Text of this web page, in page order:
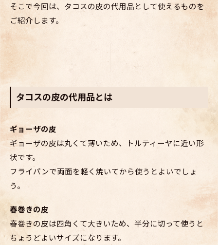
そこで今回は、タコスの皮の代用品として使えるものを
ご紹介します。
タコスの皮の代用品とは
ギョーザの皮
ギョーザの皮は丸くて薄いため、トルティーヤに近い形
状です。
フライパンで両面を軽く焼いてから使うとよいでしょ
う。
春巻きの皮
春巻きの皮は四角くて大きいため、半分に切って使うと
ちょうどよいサイズになります。